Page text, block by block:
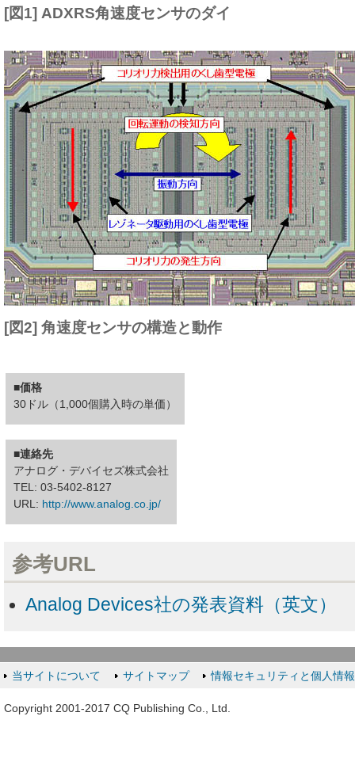
[図1] ADXRS角速度センサのダイ
[図2] 角速度センサの構造と動作
■価格
30ドル（1,000個購入時の単価）
■連絡先
アナログ・デバイセズ株式会社
TEL: 03-5402-8127
URL: http://www.analog.co.jp/
参考URL
Analog Devices社の発表資料（英文）
当サイトについて サイトマップ 情報セキュリティと個人情
Copyright 2001-2017 CQ Publishing Co., Ltd.